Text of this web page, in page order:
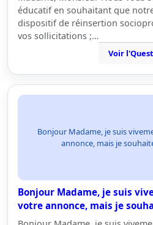
éducatif en souhaitant que
dispositif de réinsertion
vos sollicitations ;…
Voir
Bonjour Madame, je suis
annonce, mais je
Bonjour Madame, je suis
votre annonce, mais je